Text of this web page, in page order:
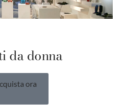
da donna
ora